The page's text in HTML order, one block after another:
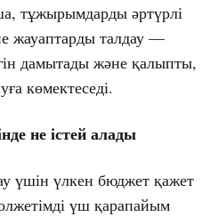
тұжырымдарды әртүрлі
жауаптарды талдау —
дамытады және қалыпты,
көмектеседі.
не істей алады
үшін үлкен бюджет қажет
үш қарапайым